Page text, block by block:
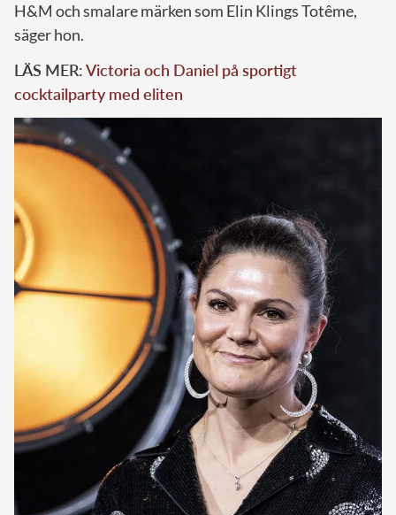
H&M och smalare märken som Elin Klings Totême,
säger hon.
LÄS MER:Victoria och Daniel på sportigt
cocktailparty med eliten